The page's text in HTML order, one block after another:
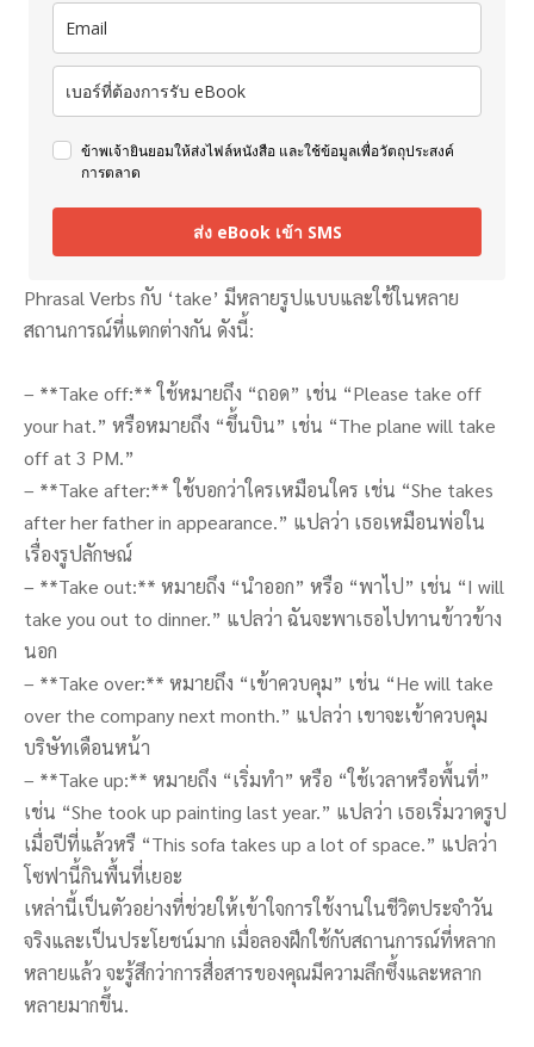
ข้าพเจ้ายินยอมให้ส่งไฟล์หนังสือ และใช้ข้อมูลเพื่อวัตถุประสงค์
การตลาด
ส่ง eBook เข้า SMS
Phrasal Verbs กับ ‘take’ มีหลายรูปแบบและใช้ในหลาย
สถานการณ์ที่แตกต่างกัน ดังนี้:
– **Take off:** ใช้หมายถึง “ถอด” เช่น “Please take off
your hat.” หรือหมายถึง “ขึ้นบิน” เช่น “The plane will take
off at 3 PM.”
– **Take after:** ใช้บอกว่าใครเหมือนใคร เช่น “She takes
after her father in appearance.” แปลว่า เธอเหมือนพ่อใน
เรื่องรูปลักษณ์
– **Take out:** หมายถึง “นำออก” หรือ “พาไป” เช่น “I will
take you out to dinner.” แปลว่า ฉันจะพาเธอไปทานข้าวข้าง
นอก
– **Take over:** หมายถึง “เข้าควบคุม” เช่น “He will take
over the company next month.” แปลว่า เขาจะเข้าควบคุม
บริษัทเดือนหน้า
– **Take up:** หมายถึง “เริ่มทำ” หรือ “ใช้เวลาหรือพื้นที่”
เช่น “She took up painting last year.” แปลว่า เธอเริ่มวาดรูป
เมื่อปีที่แล้วหรื “This sofa takes up a lot of space.” แปลว่า
โซฟานี้กินพื้นที่เยอะ
เหล่านี้เป็นตัวอย่างที่ช่วยให้เข้าใจการใช้งานในชีวิตประจำวัน
จริงและเป็นประโยชน์มาก เมื่อลองฝึกใช้กับสถานการณ์ที่หลาก
หลายแล้ว จะรู้สึกว่าการสื่อสารของคุณมีความลึกซึ้งและหลาก
หลายมากขึ้น.